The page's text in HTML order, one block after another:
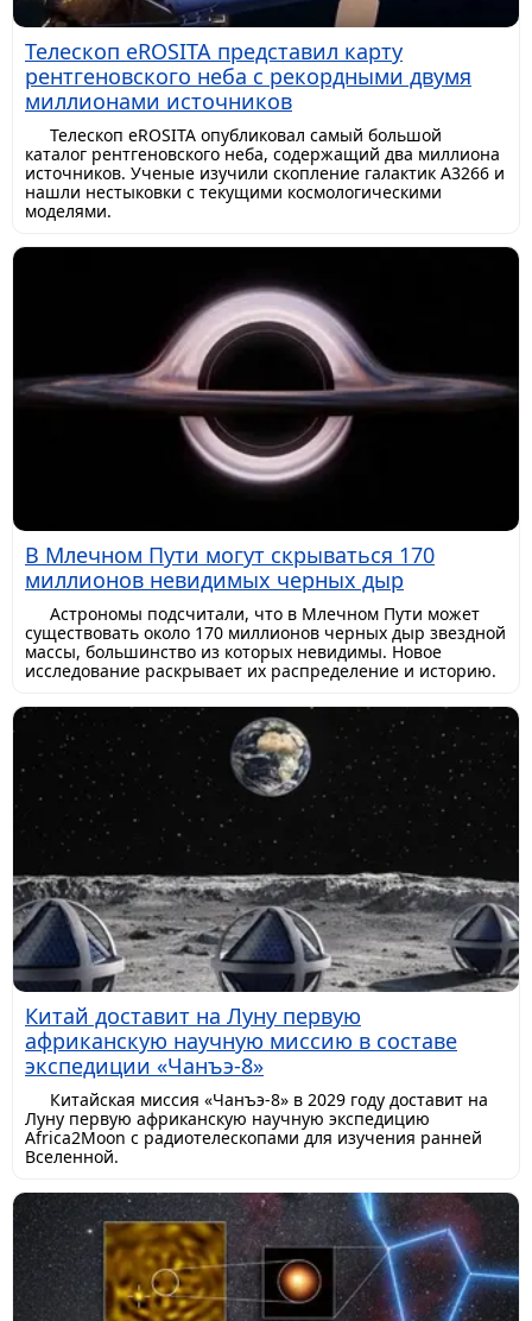
Телескоп eROSITA представил карту
рентгеновского неба с рекордными двумя
миллионами источников
Телескоп eROSITA опубликовал самый большой
каталог рентгеновского неба, содержащий два миллиона
источников. Ученые изучили скопление галактик A3266 и
нашли нестыковки с текущими космологическими
моделями.
В Млечном Пути могут скрываться 170
миллионов невидимых черных дыр
Астрономы подсчитали, что в Млечном Пути может
существовать около 170 миллионов черных дыр звездной
массы, большинство из которых невидимы. Новое
исследование раскрывает их распределение и историю.
Китай доставит на Луну первую
африканскую научную миссию в составе
экспедиции «Чанъэ-8»
Китайская миссия «Чанъэ-8» в 2029 году доставит на
Луну первую африканскую научную экспедицию
Africa2Moon с радиотелескопами для изучения ранней
Вселенной.